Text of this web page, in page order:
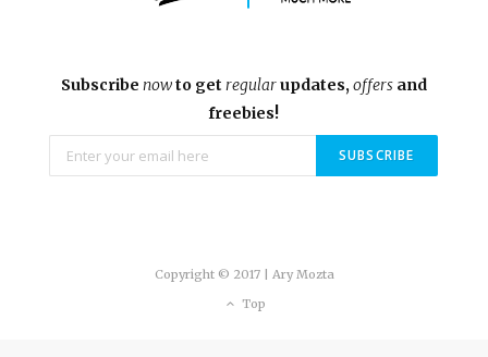
Subscribe nowto get regularupdates,offersand
freebies!
Copyright © 2017 | Ary Mozta
Top